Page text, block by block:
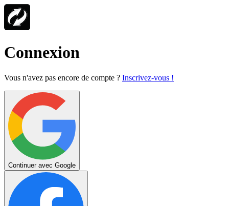
Connexion
Vous n'avez pas encore de compte ? Inscrivez-vous !
Continuer avec Google